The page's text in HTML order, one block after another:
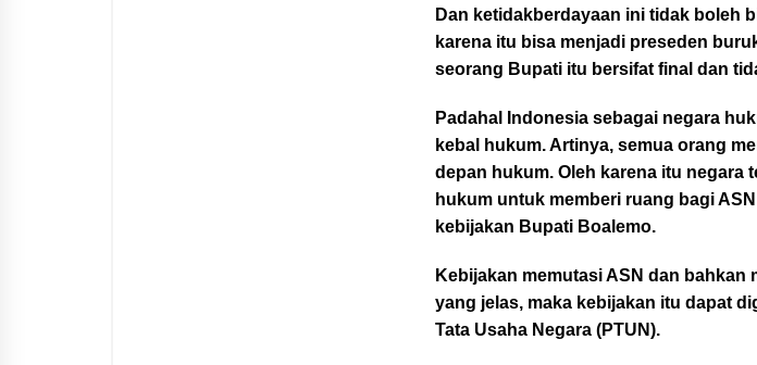
Dan ketidakberdayaan ini tidak boleh
karena itu bisa menjadi preseden
seorang Bupati itu bersifat final dan
Padahal Indonesia sebagai negara
kebal hukum. Artinya, semua orang
depan hukum. Oleh karena itu negara
hukum untuk memberi ruang bagi
kebijakan Bupati Boalemo.
Kebijakan memutasi ASN dan bahkan
yang jelas, maka kebijakan itu dapat
Tata Usaha Negara (PTUN).